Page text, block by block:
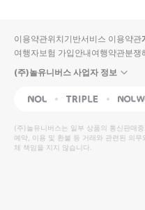
입니
다.
높
은
순
동
영
상
순
상
이용약관위치기반서비스 이용약관
여행자보험 가입안내여행약관분쟁
(주)놀유니버스 사업자 정보
NOL Triple
(주)놀유니버스는 일부 상품의 통신판매
예약, 이용 및 환불 등 거래와 관련된 의
체 책임을 지지 않습니다.